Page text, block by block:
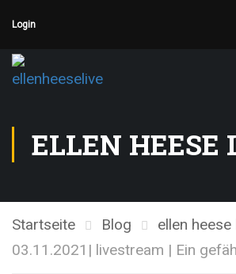
Login
ELLEN HEESE
Startseite Blog
ellen heese
03.11.2021| livestream | Ein